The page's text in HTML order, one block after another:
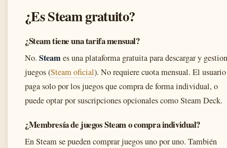
¿Es Steam gratuito?
¿Steam tiene una tarifa mensual?
No. Steames una plataforma gratuita para descargar y
juegos (Steam oficial). No requiere cuota mensual. El usuario
paga solo por los juegos que compra de forma individual, o
puede optar por suscripciones opcionales como Steam Deck.
¿Membresía de juegos Steam o compra individual?
En Steam se pueden comprar juegos uno por uno. También